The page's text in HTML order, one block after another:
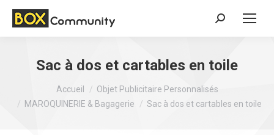
Search:
Sac à dos et cartables en toile
Vous êtes ici :Accueil
Objet Publicitaire Personnalisés
MAROQUINERIE & Bagagerie
Sac à dos et cartables en toile